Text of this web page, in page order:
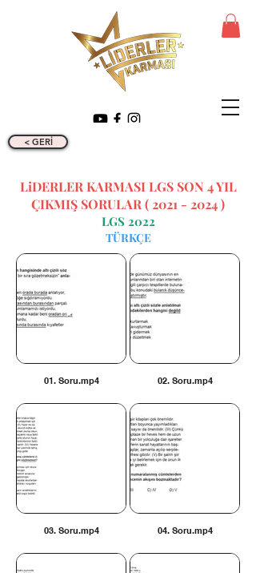
< GERİ
LiDERLER KARMASI LGS SON 4 YIL
ÇIKMIŞ SORULAR ( 2021 - 2024)
LGS 2022
TÜRKÇE
01. Soru.mp4 02. Soru.mp4
03. Soru.mp4 04. Soru.mp4